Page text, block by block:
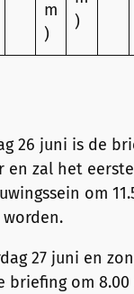
m
)
)
26 juni is de
en zal het eerste
om
worden.
27 juni en
briefing om 8.00